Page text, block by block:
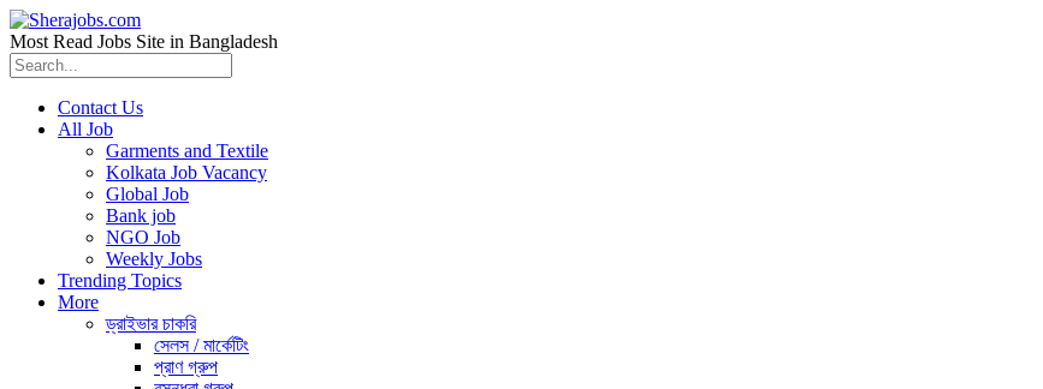
Most Read Jobs Site in Bangladesh
Contact Us
All Job
Garments and Textile
Kolkata Job Vacancy
Global Job
Bank job
NGO Job
Weekly Jobs
Trending Topics
More
ড্রাইভার চাকরি
সেলস / মার্কেটিং
প্রাণ গ্রুপ